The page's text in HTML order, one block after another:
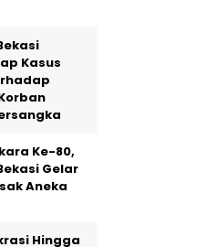
Kasus
Ke-80,
Gelar
Aneka
Hingga